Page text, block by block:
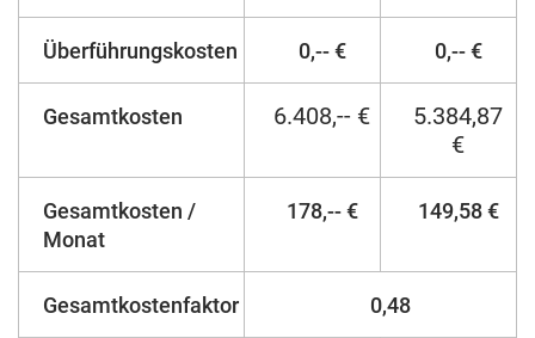
Überführungskosten 0,-- € 0,-- €
Gesamtkosten 6.408,-- €
5.384,87
€
Gesamtkosten /
Monat
178,-- € 149,58 €
Gesamtkostenfaktor 0,48